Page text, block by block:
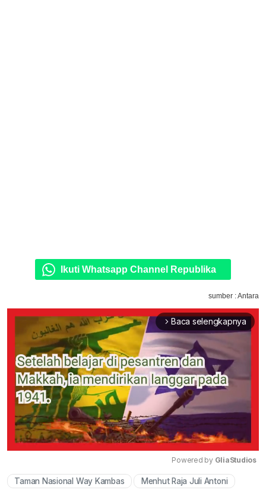
Ikuti Whatsapp Channel Republika
sumber : Antara
arrow_forward_ios Baca selengkapnya
Mute
Powered by GliaStudios
Taman Nasional Way Kambas Menhut Raja Juli Antoni